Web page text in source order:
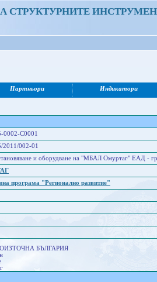
СТРУКТУРНИТЕ
Партньори Индикатори
0002-C0001
2011/002-01
и оборудване на "МБАЛ Омуртаг" ЕАД -
програма "Регионално развитие"
БЪЛГАРИЯ